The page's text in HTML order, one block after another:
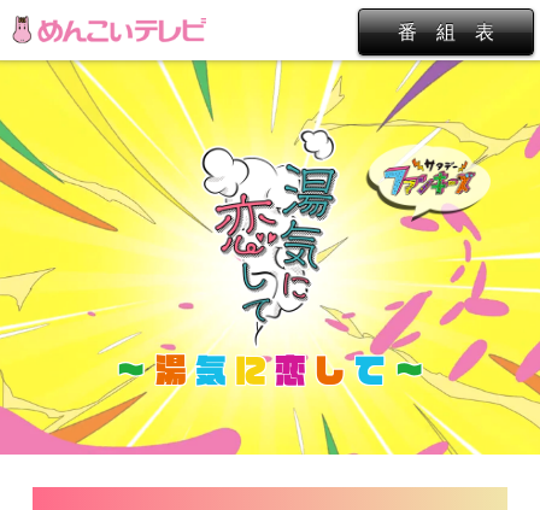
番 組 表
～ 湯 気 に 恋 し て ～